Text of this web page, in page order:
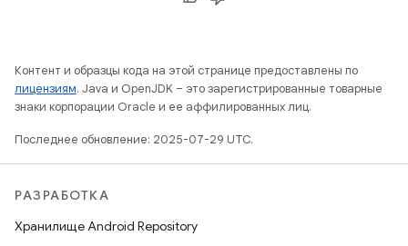
Контент и образцы кода на этой странице предоставлены по
лицензиям. Java и OpenJDK – это зарегистрированные товарные
знаки корпорации Oracle и ее аффилированных лиц.
Последнее обновление: 2025-07-29 UTC.
РАЗРАБОТКА
Хранилище Android Repository